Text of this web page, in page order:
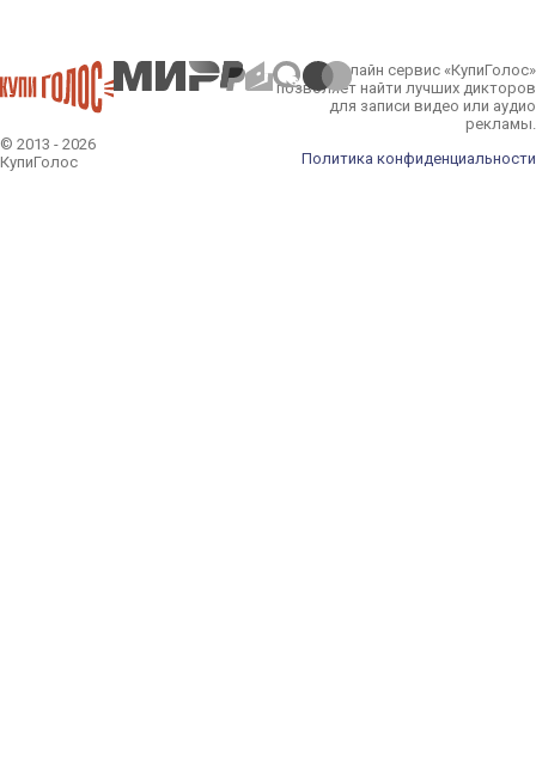
© 2013 - 2026
КупиГолос
Онлайн сервис «КупиГолос»
позволяет найти лучших дикторов
для записи видео или аудио
рекламы.
Политика конфиденциальности